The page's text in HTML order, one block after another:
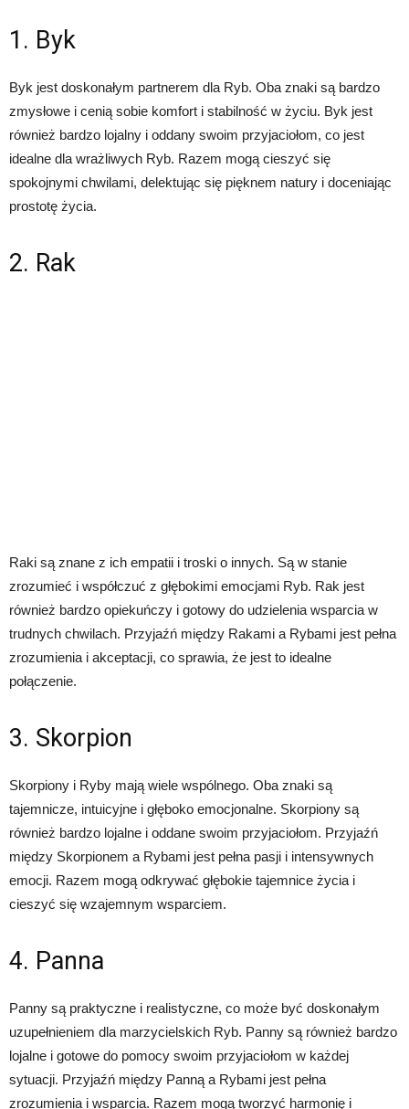
1. Byk
Byk jest doskonałym partnerem dla Ryb. Oba znaki są bardzo
zmysłowe i cenią sobie komfort i stabilność w życiu. Byk jest
również bardzo lojalny i oddany swoim przyjaciołom, co jest
idealne dla wrażliwych Ryb. Razem mogą cieszyć się
spokojnymi chwilami, delektując się pięknem natury i doceniając
prostotę życia.
2. Rak
Raki są znane z ich empatii i troski o innych. Są w stanie
zrozumieć i współczuć z głębokimi emocjami Ryb. Rak jest
również bardzo opiekuńczy i gotowy do udzielenia wsparcia w
trudnych chwilach. Przyjaźń między Rakami a Rybami jest pełna
zrozumienia i akceptacji, co sprawia, że ​​jest to idealne
połączenie.
3. Skorpion
Skorpiony i Ryby mają wiele wspólnego. Oba znaki są
tajemnicze, intuicyjne i głęboko emocjonalne. Skorpiony są
również bardzo lojalne i oddane swoim przyjaciołom. Przyjaźń
między Skorpionem a Rybami jest pełna pasji i intensywnych
emocji. Razem mogą odkrywać głębokie tajemnice życia i
cieszyć się wzajemnym wsparciem.
4. Panna
Panny są praktyczne i realistyczne, co może być doskonałym
uzupełnieniem dla marzycielskich Ryb. Panny są również bardzo
lojalne i gotowe do pomocy swoim przyjaciołom w każdej
sytuacji. Przyjaźń między Panną a Rybami jest pełna
zrozumienia i wsparcia. Razem mogą tworzyć harmonię i